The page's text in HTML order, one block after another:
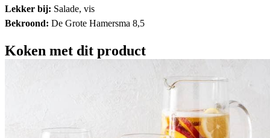
Lekker bij: Salade, vis
Bekroond: De Grote Hamersma 8,5
Koken met dit product